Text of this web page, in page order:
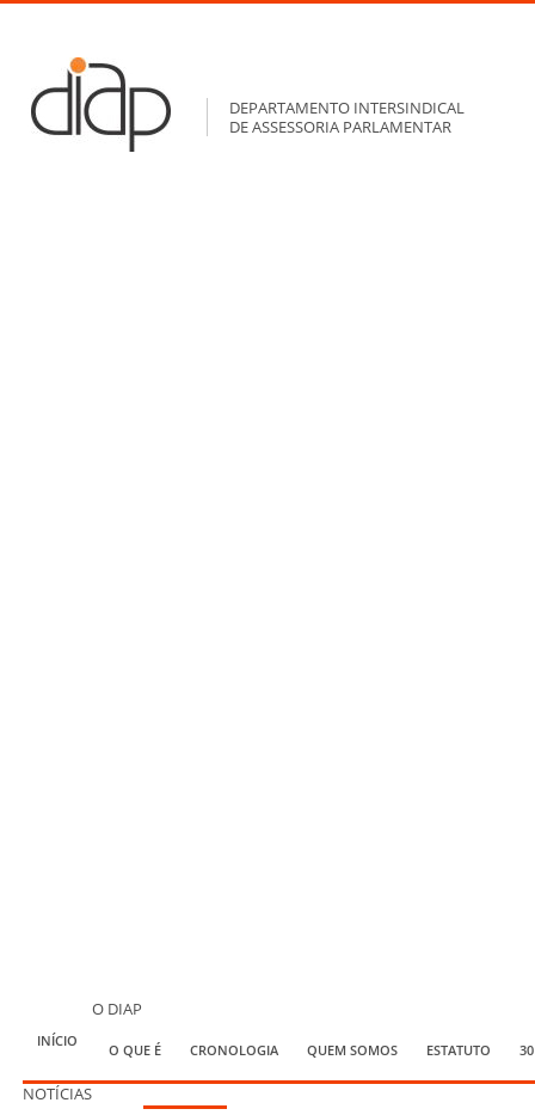
DEPARTAMENTO INTERSINDICAL
DE ASSESSORIA PARLAMENTAR
INÍCIO
O DIAP
O QUE É CRONOLOGIA QUEM SOMOS ESTATUTO
NOTÍCIAS